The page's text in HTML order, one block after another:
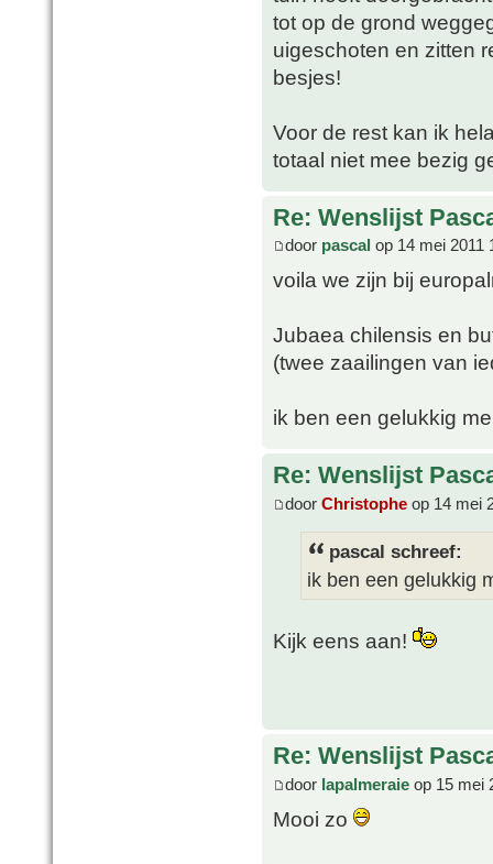
tot op de grond
uigeschoten en zitten
besjes!
Voor de rest kan ik
totaal niet mee bezig
Re: Wenslijst
door pascal op 14 mei 2011
voila we zijn bij
Jubaea chilensis en
(twee zaailingen van
ik ben een gelukkig
Re: Wenslijst
door Christophe op 14 mei
pascal schreef:
ik ben een gelukkig
Kijk eens aan!
Re: Wenslijst
door lapalmeraie op 15 mei
Mooi zo